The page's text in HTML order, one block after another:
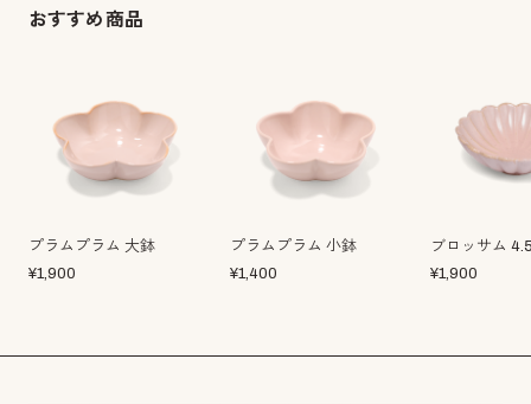
おすすめ商品
プラムプラム 大鉢
¥1,900
プラムプラム 小鉢
¥1,400
ブロッサム
¥1,900